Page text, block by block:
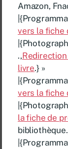
Amazon,
vers la fiche
.,
livre.} »
vers la fiche
la fiche de